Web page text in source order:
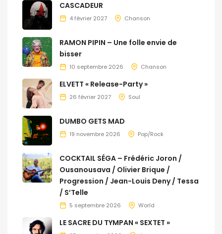
CASCADEUR
4 février 2027 Chanson
RAMON PIPIN – Une folle envie de
bisser
10 septembre 2026 Chanson
ELVETT « Release-Party »
26 février 2027 Soul
DUMBO GETS MAD
19 novembre 2026 Pop/Rock
COCKTAIL SÉGA – Frédéric Joron /
Ousanousava / Olivier Brique /
Progression / Jean-Louis Deny / Tessa
/ S’Telle
5 septembre 2026 World
LE SACRE DU TYMPAN « SEXTET »